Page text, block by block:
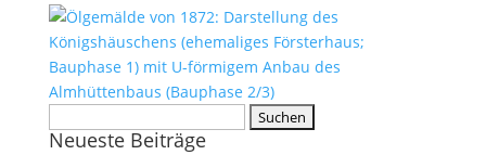
nach:
Neueste Beiträge